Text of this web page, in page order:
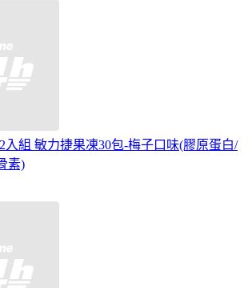
入組 敏力捷果凍30包-梅子口味(膠原蛋白/
素)